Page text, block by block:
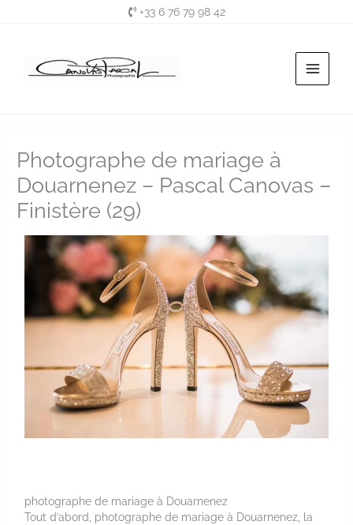
+33 6 76 79 98 42
Photographe de mariage à
Douarnenez – Pascal Canovas –
Finistère (29)
photographe de mariage à Douarnenez
Tout d’abord, photographe de mariage à Douarnenez, la